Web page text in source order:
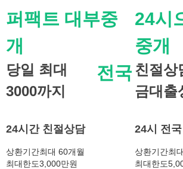
퍼팩트 대부중
개
전국
당일 최대
3000까지
24시간 친절상담
상환기간최대 60개월
최대한도3,000만원
24시
중개
친절상
금대출
24시 전
상환기간최
최대한도